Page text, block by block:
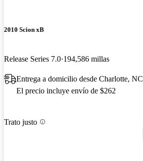
2010 Scion xB
Release Series 7.0 194,586 millas
Entrega a domicilio desde Charlotte, NC
El precio incluye envío de $262
Trato justo